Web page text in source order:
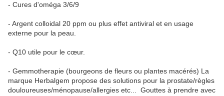
- Cures d'oméga 3/6/9
- Argent colloidal 20 ppm ou plus effet antiviral et en usage
externe pour la peau.
- Q10 utile pour le cœur.
- Gemmotherapie (bourgeons de fleurs ou plantes macérés) La
marque Herbalgem propose des solutions pour la prostate/règles
douloureuses/ménopause/allergies etc... Gouttes à prendre avec